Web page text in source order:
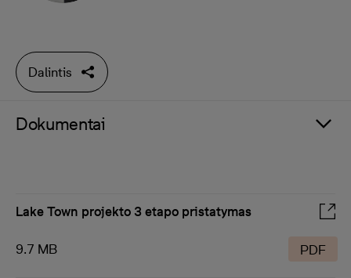
Dalintis
Dokumentai
Lake Town projekto 3 etapo pristatymas
9.7 MB PDF